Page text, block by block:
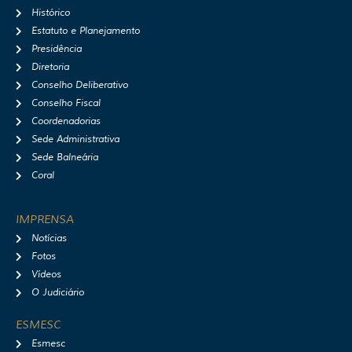
r
Histórico
Estatuto e Planejamento
Presidência
Diretoria
Conselho Deliberativo
Conselho Fiscal
Coordenadorias
Sede Administrativa
Sede Balneária
Coral
IMPRENSA
Notícias
Fotos
Vídeos
O Judiciário
ESMESC
Esmesc